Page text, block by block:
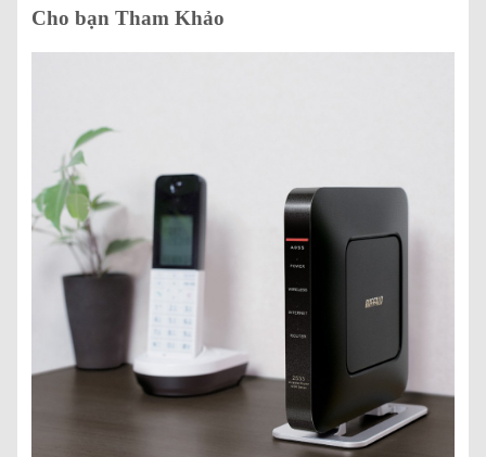
Cho bạn Tham Khảo